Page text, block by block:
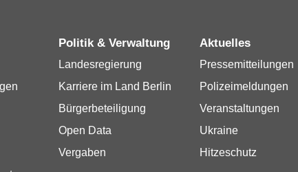
Politik & Verwaltung
Landesregierung
Karriere im Land Berlin
Bürgerbeteiligung
Open Data
Vergaben
Aktuelles
Pressemitteilungen
Polizeimeldungen
Veranstaltungen
Ukraine
Hitzeschutz